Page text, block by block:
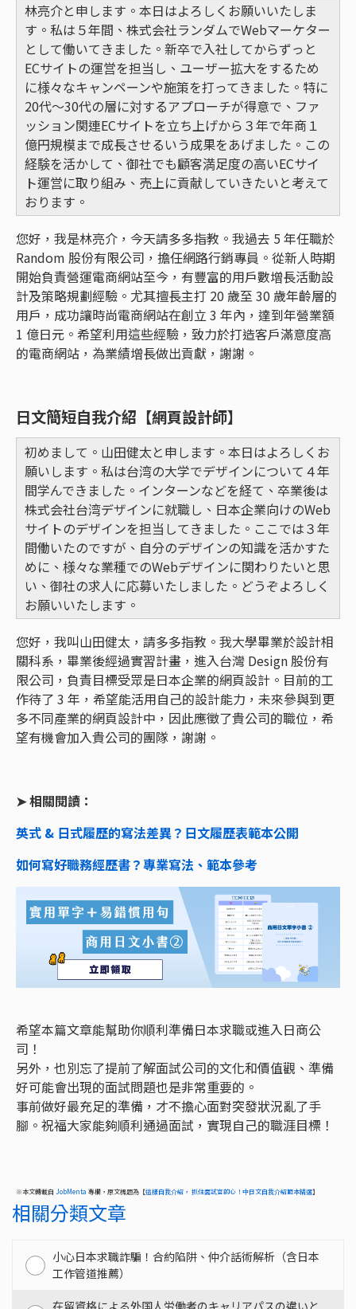
林亮介と申します。本日はよろしくお願いいたしま
す。私は５年間、株式会社ランダムでWebマーケター
として働いてきました。新卒で入社してからずっと
ECサイトの運営を担当し、ユーザー拡大をするため
に様々なキャンペーンや施策を打ってきました。特に
20代〜30代の層に対するアプローチが得意で、ファ
ッション関連ECサイトを立ち上げから３年で年商１
億円規模まで成長させるいう成果をあげました。この
経験を活かして、御社でも顧客満足度の高いECサイ
ト運営に取り組み、売上に貢献していきたいと考えて
おります。
您好，我是林亮介，今天請多多指教。我過去 5 年任職於
Random 股份有限公司，擔任網路行銷專員。從新人時期
開始負責營運電商網站至今，有豐富的用戶數增長活動設
計及策略規劃經驗。尤其擅長主打 20 歲至 30 歲年齡層的
用戶，成功讓時尚電商網站在創立 3 年內，達到年營業額
1 億日元。希望利用這些經驗，致力於打造客戶滿意度高
的電商網站，為業績增長做出貢獻，謝謝。
日文簡短自我介紹【網頁設計師】
初めまして。山田健太と申します。本日はよろしくお
願いします。私は台湾の大学でデザインについて４年
間学んできました。インターンなどを経て、卒業後は
株式会社台湾デザインに就職し、日本企業向けのWeb
サイトのデザインを担当してきました。ここでは３年
間働いたのですが、自分のデザインの知識を活かすた
めに、様々な業種でのWebデザインに関わりたいと思
い、御社の求人に応募いたしました。どうぞよろしく
お願いいたします。
您好，我叫山田健太，請多多指教。我大學畢業於設計相
關科系，畢業後經過實習計畫，進入台灣 Design 股份有
限公司，負責目標受眾是日本企業的網頁設計。目前的工
作待了 3 年，希望能活用自己的設計能力，未來參與到更
多不同產業的網頁設計中，因此應徵了貴公司的職位，希
望有機會加入貴公司的團隊，謝謝。
➤ 相關閱讀：
英式 & 日式履歷的寫法差異？日文履歷表範本公開
如何寫好職務經歷書？專業寫法、範本參考
希望本篇文章能幫助你順利準備日本求職或進入日商公
司！
另外，也別忘了提前了解面試公司的文化和價值觀、準備
好可能會出現的面試問題也是非常重要的。
事前做好最充足的準備，才不擔心面對突發狀況亂了手
腳。祝福大家能夠順利通過面試，實現自己的職涯目標！︎
※本文轉載自 JobMenta 專欄，原文標題為【這樣自我介紹， 抓住面試官的心！中日文自我介紹範本精選】
相關分類文章
小心日本求職詐騙！合約陷阱、仲介話術解析（含日本
工作管道推薦）